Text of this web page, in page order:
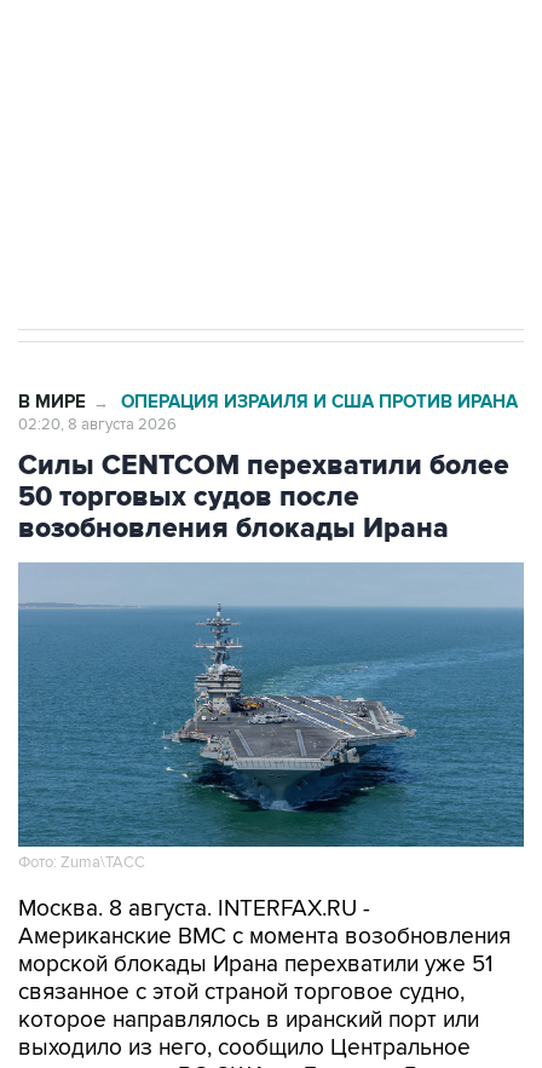
Силы CENTCOM перехватили более
50 торговых судов после
возобновления блокады Ирана
Фото: Zuma\ТАСС
Москва. 8 августа. INTERFAX.RU -
морской блокады Ирана перехватили уже 51
связанное с этой страной торговое судно,
которое направлялось в иранский порт или
выходило из него, сообщило Центральное
командование ВС США на Ближнем Востоке
(CENTCOM).